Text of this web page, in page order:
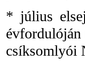
* július
csíksomlyói